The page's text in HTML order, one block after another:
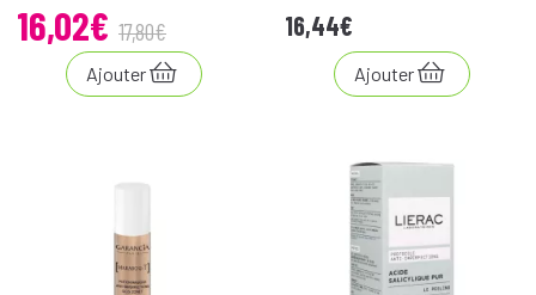
16,02€ 17,80€
Ajouter
16,44€
Ajouter